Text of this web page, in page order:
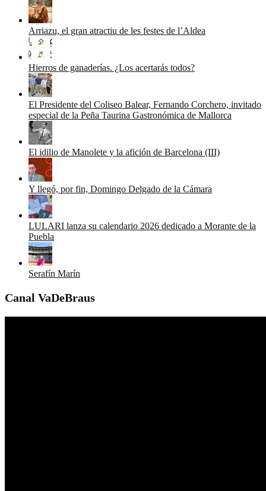
Arriazu, el gran atractiu de les festes de l’Aldea
Hierros de ganaderías. ¿Los acertarás todos?
El Presidente del Coliseo Balear, Fernando Corchero, invitado
especial de la Peña Taurina Gastronómica de Mallorca
El idilio de Manolete y la afición de Barcelona (III)
Y llegó, por fin, Domingo Delgado de la Cámara
LULARI lanza su calendario 2026 dedicado a Morante de la
Puebla
Serafín Marín
Canal VaDeBraus